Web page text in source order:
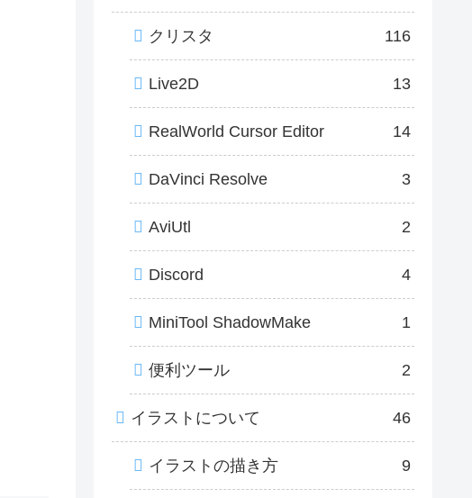
クリスタ 116
Live2D 13
RealWorld Cursor Editor 14
DaVinci Resolve 3
AviUtl 2
Discord 4
MiniTool ShadowMake 1
便利ツール 2
イラストについて 46
イラストの描き方 9